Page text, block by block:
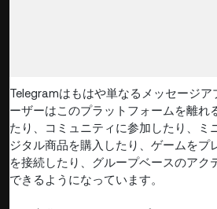
Telegramはもはや単なるメッセージ
ーザーはこのプラットフォームを離れ
たり、コミュニティに参加したり、ミ
ジタル商品を購入したり、ゲームをプ
を接続したり、グループベースのアク
できるようになっています。